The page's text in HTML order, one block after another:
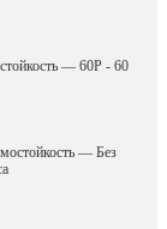
— 60P - 60
— Без